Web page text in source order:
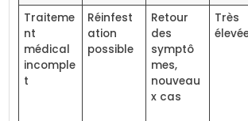
Traiteme
nt
médical
incomple
t
Réinfest
ation
possible
Retour
des
symptô
mes,
nouveau
x cas
Très